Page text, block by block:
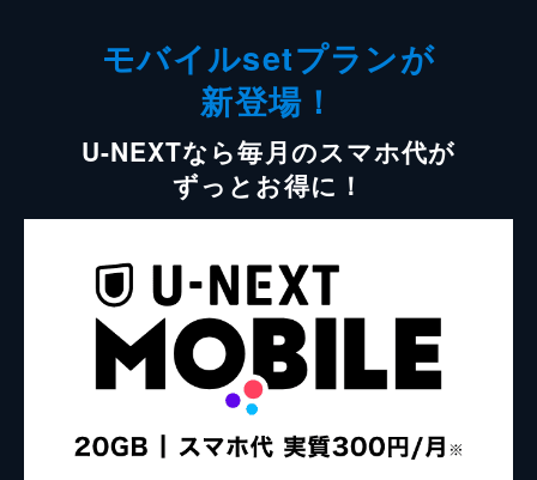
モバイルsetプランが
新登場！
U-NEXTなら毎月のスマホ代が
ずっとお得に！